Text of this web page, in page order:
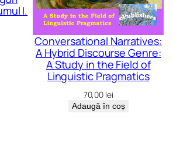
I.
Conversational Narratives:
A Hybrid Discourse Genre:
A Study in the Field of
Linguistic Pragmatics
70,00 lei
Adaugă în coș